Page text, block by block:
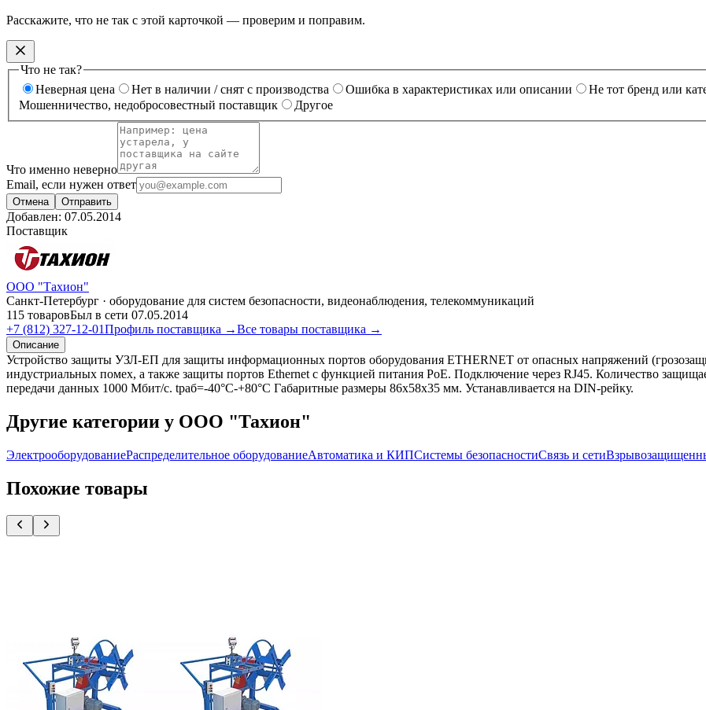
Расскажите, что не так с этой карточкой — проверим и поправим.
Что не так?
Неверная цена
Нет в наличии / снят с производства Ошибка в характеристиках или описании Не тот бренд или
Мошенничество, недобросовестный поставщик
Другое
Что именно неверно
Email, если нужен ответ
Отмена Отправить
Добавлен: 07.05.2014
Поставщик
ООО "Тахион"
Санкт-Петербург · оборудование для систем безопасности, видеонаблюдения, телекоммуникаций
115 товаровБыл в сети 07.05.2014
+7 (812) 327-12-01Профиль поставщика →Все товары поставщика →
Описание
Устройство защиты УЗЛ-ЕП для защиты информационных портов оборудования ETHERNET от опасных напряжений
индустриальных помех, а также защиты портов Ethernet с функцией питания PoE. Подключение через RJ45. Количество
передачи данных 1000 Мбит/с. tраб=-40°C-+80°C Габаритные размеры 86х58х35 мм. Устанавливается на DIN-рейку.
Другие категории у ООО "Тахион"
ЭлектрооборудованиеРаспределительное оборудованиеАвтоматика и КИПСистемы безопасностиСвязь и сети
Похожие товары